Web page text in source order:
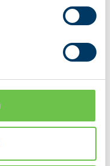
nodrošināt
ārstniecības
ietekmē iespējas
un pacientu
pacientu
un vairāk